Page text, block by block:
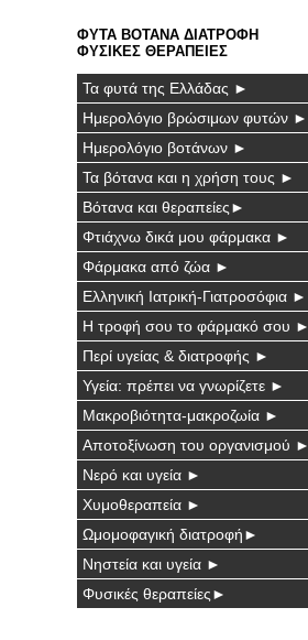
ΦΥΤΑ ΒΟΤΑΝΑ ΔΙΑΤΡΟΦΗ
ΦΥΣΙΚΕΣ ΘΕΡΑΠΕΙΕΣ
Τα φυτά της Ελλάδας ►
Ημερολόγιο βρώσιμων φυτών ►
Ημερολόγιο βοτάνων ►
Τα βότανα και η χρήση τους ►
Βότανα και θεραπείες►
Φτιάχνω δικά μου φάρμακα ►
Φάρμακα από ζώα ►
Ελληνική Ιατρική-Γιατροσόφια ►
Η τροφή σου το φάρμακό σου ►
Περί υγείας & διατροφής ►
Υγεία: πρέπει να γνωρίζετε ►
Μακροβιότητα-μακροζωία ►
Αποτοξίνωση του οργανισμού ►
Νερό και υγεία ►
Χυμοθεραπεία ►
Ωμομοφαγική διατροφή►
Νηστεία και υγεία ►
Φυσικές θεραπείες►